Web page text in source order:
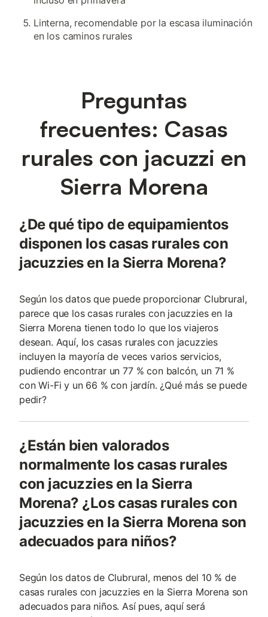
Linterna, recomendable por la escasa iluminación
en los caminos rurales
Preguntas
frecuentes: Casas
rurales con jacuzzi en
Sierra Morena
¿De qué tipo de equipamientos
disponen los casas rurales con
jacuzzies en la Sierra Morena?
Según los datos que puede proporcionar Clubrural,
parece que los casas rurales con jacuzzies en la
Sierra Morena tienen todo lo que los viajeros
desean. Aquí, los casas rurales con jacuzzies
incluyen la mayoría de veces varios servicios,
pudiendo encontrar un 77 % con balcón, un 71 %
con Wi-Fi y un 66 % con jardín. ¿Qué más se puede
pedir?
¿Están bien valorados
normalmente los casas rurales
con jacuzzies en la Sierra
Morena? ¿Los casas rurales con
jacuzzies en la Sierra Morena son
adecuados para niños?
Según los datos de Clubrural, menos del 10 % de
casas rurales con jacuzzies en la Sierra Morena son
adecuados para niños. Así pues, aquí será